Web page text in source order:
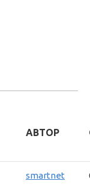
АВТОР
smartnet